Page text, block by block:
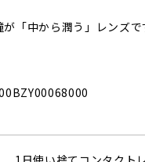
「中から潤う」レンズ